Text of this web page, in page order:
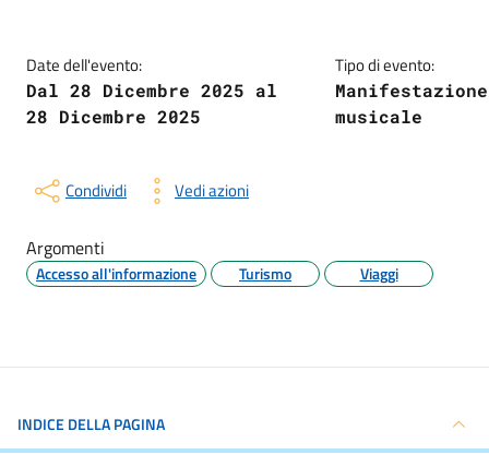
Date dell'evento:
Dal 28 Dicembre 2025 al
28 Dicembre 2025
Tipo di evento:
Manifestazione
musicale
Condividi Vedi azioni
Argomenti
Accesso all'informazione Turismo Viaggi
INDICE DELLA PAGINA